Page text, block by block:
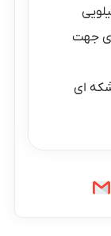
جهت
ای